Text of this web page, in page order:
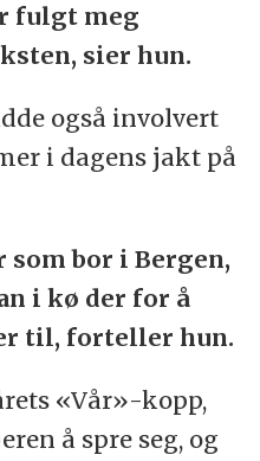
fulgt meg
sier hun.
også involvert
i dagens jakt på
som bor i Bergen,
i kø der for å
til, forteller hun.
«Vår»-kopp,
å spre seg, og